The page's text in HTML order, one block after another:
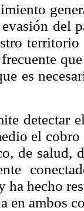
del
es
detectar
el
de salud,
ha hecho
en ambos